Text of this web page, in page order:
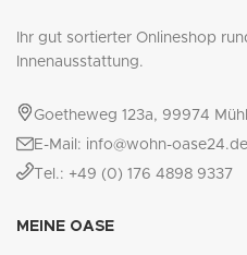
Ihr gut sortierter Onlineshop
Innenausstattung.
Goetheweg 123a, 99974
E-Mail: info@wohn-oase24.de
Tel.: +49 (0) 176 4898 9337
MEINE OASE